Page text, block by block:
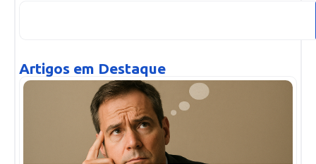
Artigos em Destaque